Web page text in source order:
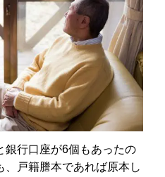
銀行口座が6個もあったの
、戸籍謄本であれば原本し